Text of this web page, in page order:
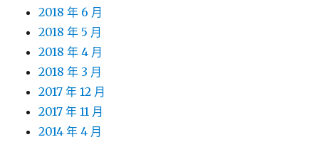
2018 年 6 月
2018 年 5 月
2018 年 4 月
2018 年 3 月
2017 年 12 月
2017 年 11 月
2014 年 4 月